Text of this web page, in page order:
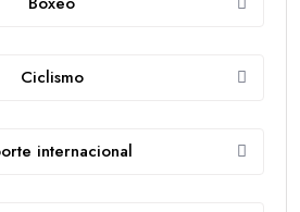
Ciclismo
internacional